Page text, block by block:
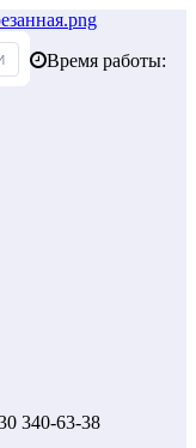
Время работы:
340-63-38